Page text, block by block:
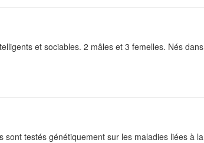
et sociables. 2 mâles et 3 femelles. Nés
testés génétiquement sur les maladies liées à